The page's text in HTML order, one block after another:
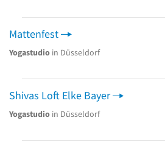
Mattenfest
Yogastudio in Düsseldorf
Shivas Loft Elke Bayer
Yogastudio in Düsseldorf